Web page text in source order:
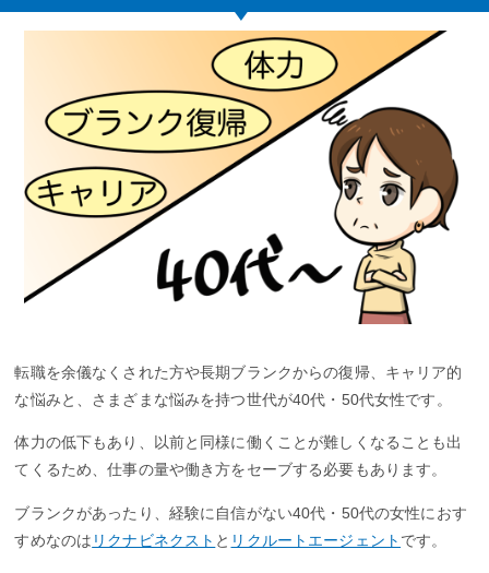
転職を余儀なくされた方や長期ブランクからの復帰、キャリア的
な悩みと、さまざまな悩みを持つ世代が40代・50代女性です。
体力の低下もあり、以前と同様に働くことが難しくなることも出
てくるため、仕事の量や働き方をセーブする必要もあります。
ブランクがあったり、経験に自信がない40代・50代の女性におす
すめなのは リクナビネクスト と リクルートエージェント です。